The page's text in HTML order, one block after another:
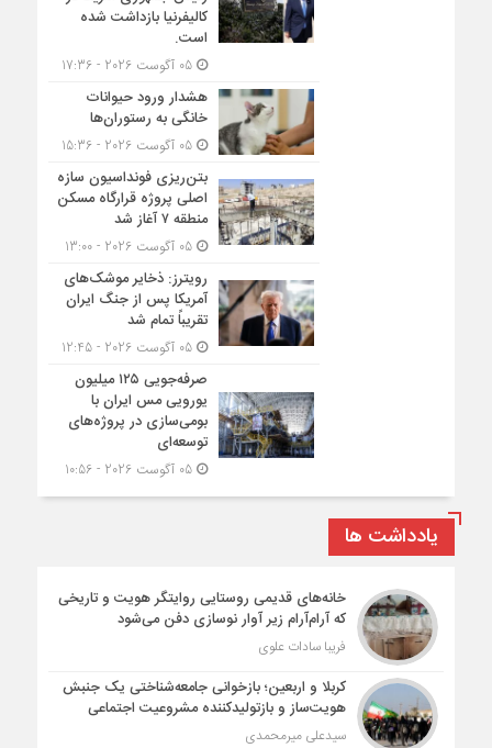
کالیفرنیا بازداشت شده
است.
05 آگوست 2026 - 17:36
هشدار ورود حیوانات
خانگی به رستوران‌ها
05 آگوست 2026 - 15:36
بتن‌ریزی فونداسیون سازه
اصلی پروژه قرارگاه مسکن
منطقه ۷ آغاز شد
05 آگوست 2026 - 13:00
رویترز: ذخایر موشک‌های
آمریکا پس از جنگ ایران
تقریباً تمام شد
05 آگوست 2026 - 12:45
صرفه‌جویی ۱۲۵ میلیون
یورویی مس ایران با
بومی‌سازی در پروژه‌های
توسعه‌ای
05 آگوست 2026 - 10:56
یادداشت ها
خانه‌های قدیمی روستایی روایتگر هویت و تاریخی
که آرام‌آرام زیر آوار نوسازی دفن می‌شود
فریبا سادات علوی
کربلا و اربعین؛ بازخوانی جامعه‌شناختی یک جنبش
هویت‌ساز و بازتولیدکننده مشروعیت اجتماعی
سیدعلی میرمحمدی